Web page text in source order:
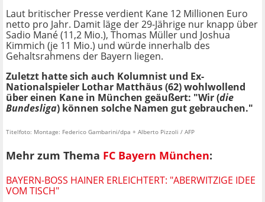
Laut britischer Presse verdient Kane 12 Millionen Euro
netto pro Jahr. Damit läge der 29-Jährige nur knapp über
Sadio Mané (11,2 Mio.), Thomas Müller und Joshua
Kimmich (je 11 Mio.) und würde innerhalb des
Gehaltsrahmens der Bayern liegen.
Zuletzt hatte sich auch Kolumnist und Ex-
Nationalspieler Lothar Matthäus (62) wohlwollend
über einen Kane in München geäußert: "Wir (die
Bundesliga) können solche Namen gut gebrauchen."
Titelfoto: Montage: Federico Gambarini/dpa + Alberto Pizzoli / AFP
Mehr zum Thema FC Bayern München:
BAYERN-BOSS HAINER ERLEICHTERT: "ABERWITZIGE IDEE
VOM TISCH"